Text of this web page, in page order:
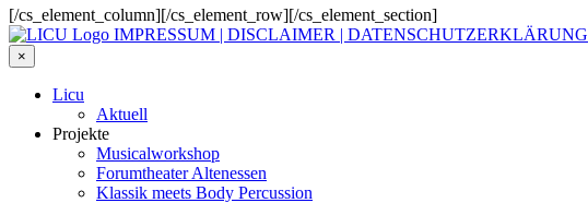
[/cs_element_column][/cs_element_row][/cs_element_section]
IMPRESSUM | DISCLAIMER | DATENSCHUTZERKLÄRUNG
×
Licu
Aktuell
Projekte
Musicalworkshop
Forumtheater Altenessen
Klassik meets Body Percussion